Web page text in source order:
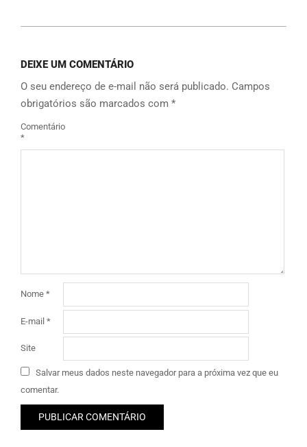
DEIXE UM COMENTÁRIO
O seu endereço de e-mail não será publicado. Campos
obrigatórios são marcados com *
Comentário
*
Nome *
E-mail *
Site
Salvar meus dados neste navegador para a próxima vez que eu
comentar.